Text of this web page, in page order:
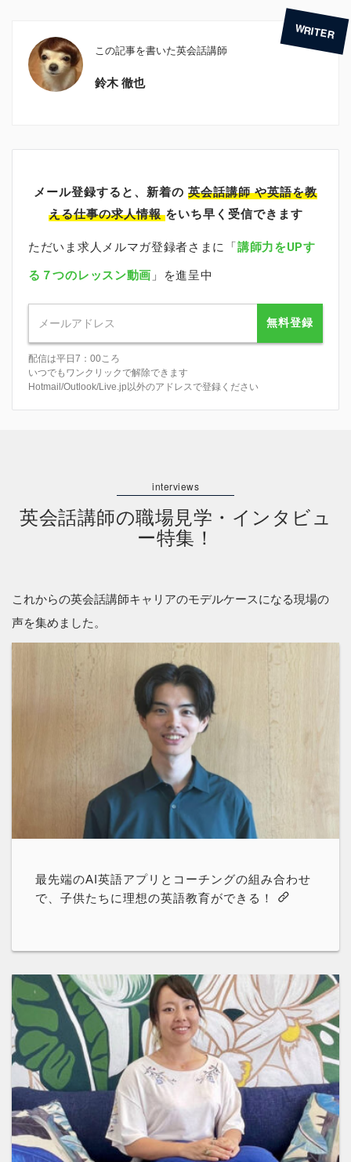
この記事を書いた英会話講師
鈴木 徹也
メール登録すると、新着の 英会話講師や英語を教
える仕事の求人情報をいち早く受信できます
ただいま求人メルマガ登録者さまに「講師力をUPす
る７つのレッスン動画 」を進呈中
無料登録
配信は平日7：00ころ
いつでもワンクリックで解除できます
Hotmail/Outlook/Live.jp以外のアドレスで登録ください
英会話講師の職場見学・インタビュ
ー特集！
これからの英会話講師キャリアのモデルケースになる現場の
声を集めました。
最先端のAI英語アプリとコーチングの組み合わせ
で、子供たちに理想の英語教育ができる！